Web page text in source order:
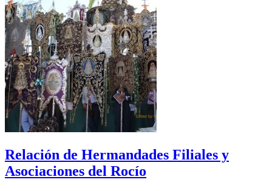
Relación de Hermandades Filiales y
Asociaciones del Rocío